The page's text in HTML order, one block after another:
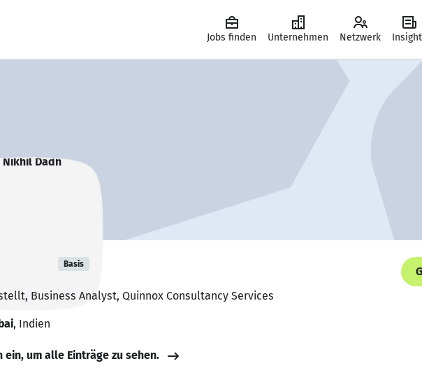
Jobs finden Unternehmen Netzwerk
Basis
Business Analyst, Quinnox Consultancy Services
, Indien
ein, um alle Einträge zu sehen.